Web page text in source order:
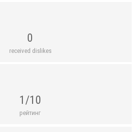
0
received dislikes
1/10
рейтинг